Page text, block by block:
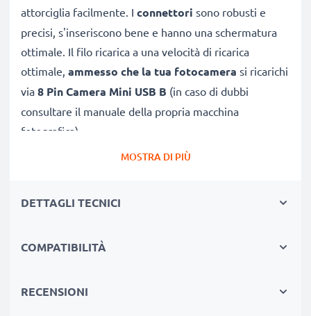
attorciglia facilmente. I connettori sono robusti e
precisi, s'inseriscono bene e hanno una schermatura
ottimale. Il filo ricarica a una velocità di ricarica
ottimale, ammesso che la tua fotocamera si ricarichi
via 8 Pin Camera Mini USB B (in caso di dubbi
consultare il manuale della propria macchina
fotografica).
★per scaricare etrasferire foto
★ sincronizzare,aggiornare firmware
★Velocità di trasferimento (max): 480 MBit/s -
MOSTRA DI PIÙ
DETTAGLI TECNICI
COMPATIBILITÀ
RECENSIONI